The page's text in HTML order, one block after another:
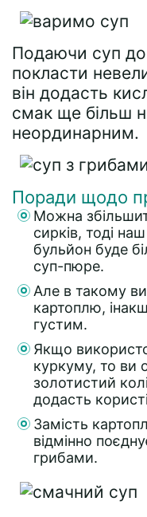
Подаючи суп до
покласти
він додасть
смак ще більш
неординарним.
Поради щодо
Можна
сирків, тоді
бульйон буде
суп-пюре.
Але в такому
картоплю,
густим.
Якщо
куркуму, то ви
золотистий
додасть
Замість
відмінно
грибами.